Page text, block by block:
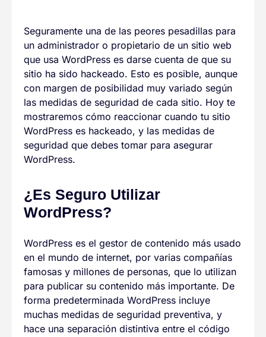
Seguramente una de las peores pesadillas para
un administrador o propietario de un sitio web
que usa WordPress es darse cuenta de que su
sitio ha sido hackeado. Esto es posible, aunque
con margen de posibilidad muy variado según
las medidas de seguridad de cada sitio. Hoy te
mostraremos cómo reaccionar cuando tu sitio
WordPress es hackeado, y las medidas de
seguridad que debes tomar para asegurar
WordPress.
¿Es Seguro Utilizar
WordPress?
WordPress es el gestor de contenido más usado
en el mundo de internet, por varias compañías
famosas y millones de personas, que lo utilizan
para publicar su contenido más importante. De
forma predeterminada WordPress incluye
muchas medidas de seguridad preventiva, y
hace una separación distintiva entre el código